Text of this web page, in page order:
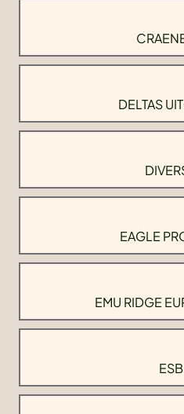
DELTAS
EAGLE
EMU RIDGE